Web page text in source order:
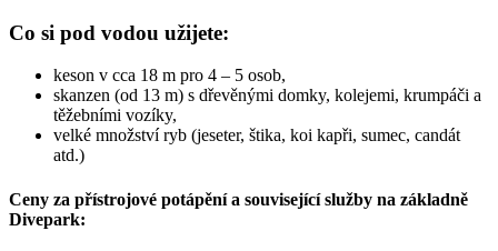
Co si pod vodou užijete:
keson v cca 18 m pro 4 – 5 osob,
skanzen (od 13 m) s dřevěnými domky, kolejemi, krumpáči a
těžebními vozíky,
velké množství ryb (jeseter, štika, koi kapři, sumec, candát
atd.)
Ceny za přístrojové potápění a související služby na základně
Divepark: